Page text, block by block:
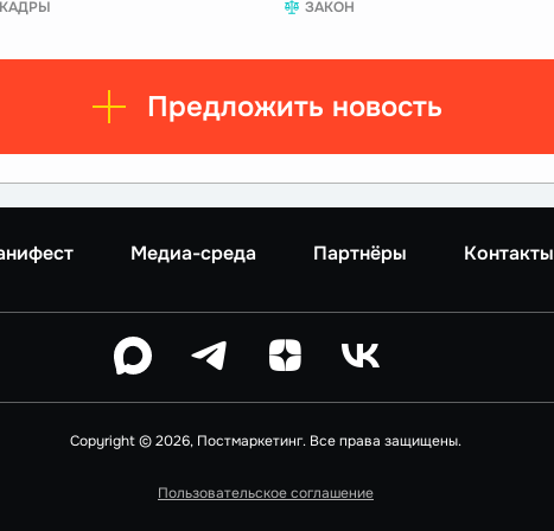
КАДРЫ ЗАКОН
Предложить новость
Медиа-среда Партнёры Контакты
Copyright © 2026, Постмаркетинг. Все права защищены.
Пользовательское соглашение